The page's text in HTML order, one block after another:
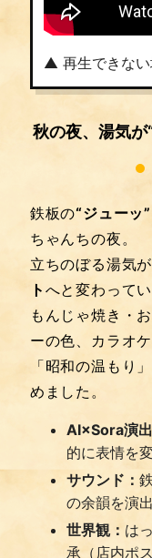
▲ 再生できない
秋の夜、湯気
鉄板の“ジューッ”
ちゃんちの夜。
立ちのぼる湯気
ト へと変わってい
もんじゃ焼き・
ーの色、カラオケ
「昭和の温もり
めました。
AI×Sora演出
的に表情を
サウンド：
の余韻を演出
世界観： は
承（店内ポ